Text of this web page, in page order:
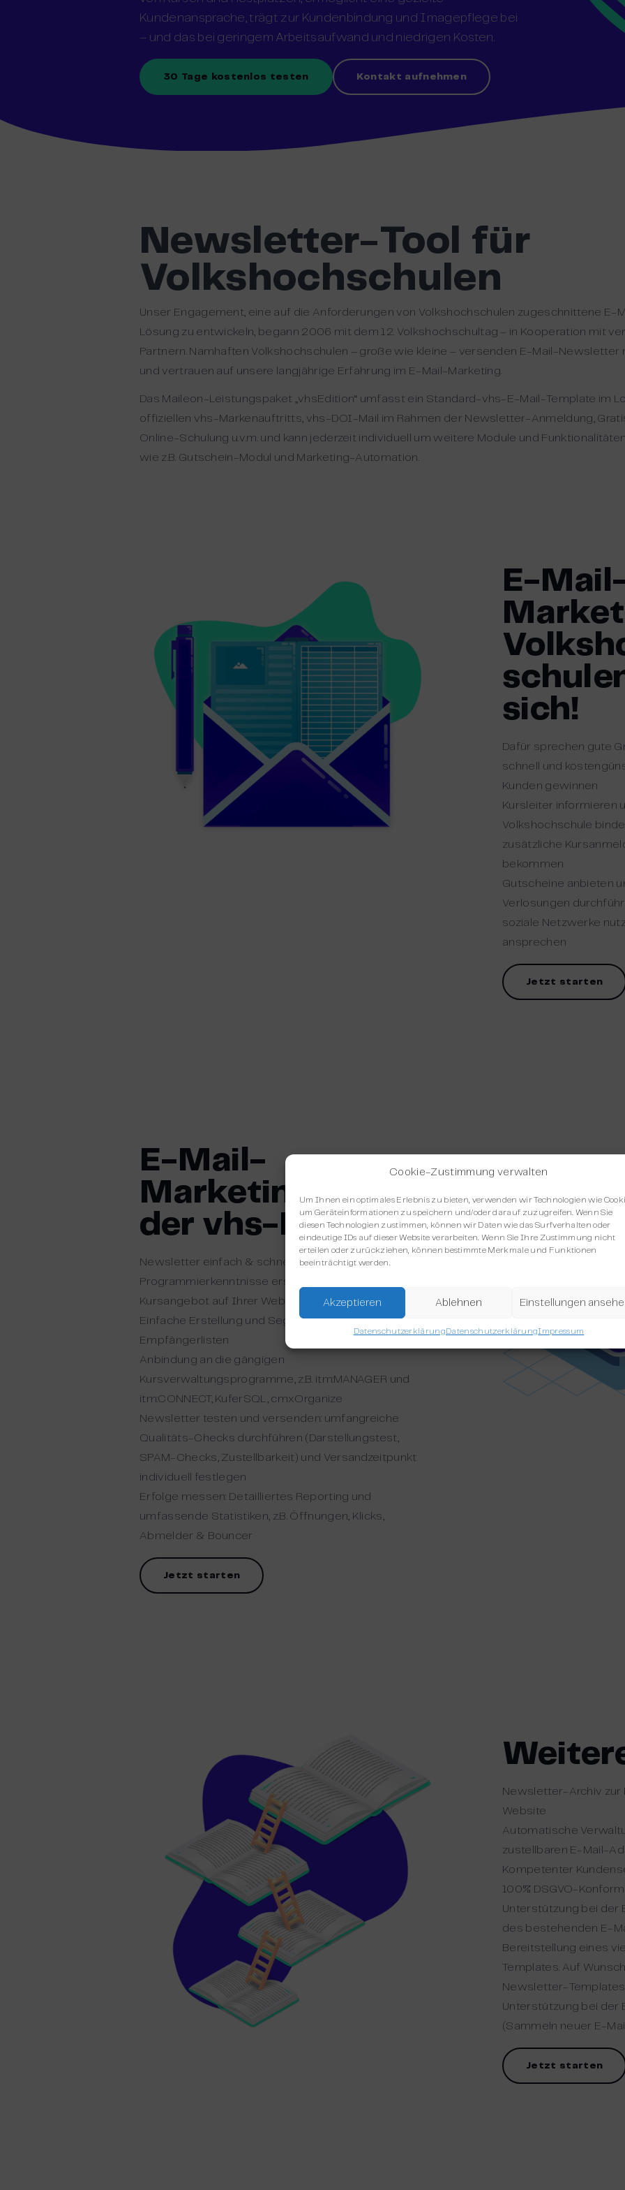
Cookie-Zustimmung verwalten
Um Ihnen ein optimales Erlebnis zu bieten, verwenden wir Technologien wie
um Geräteinformationen zu speichern und/oder darauf zuzugreifen. Wenn Sie
diesen Technologien zustimmen, können wir Daten wie das Surfverhalten oder
eindeutige IDs auf dieser Website verarbeiten. Wenn Sie Ihre Zustimmung nicht
erteilen oder zurückziehen, können bestimmte Merkmale und Funktionen
beeinträchtigt werden.
Akzeptieren Ablehnen Einstellungen
DatenschutzerklärungDatenschutzerklärungImpressum
Kundenansprache, trägt zur Kundenbindung und Imagepflege bei
– und das bei geringem Arbeitsaufwand und niedrigen Kosten.
30 Tage kostenlos testen Kontakt aufnehmen
Newsletter-Tool für
Volkshochschulen
Unser Engagement, eine auf die Anforderungen von Volkshochschulen zugeschnittene E-
Lösung zu entwickeln, begann 2006 mit dem 12. Volkshochschultag – in Kooperation mit
Partnern. Namhaften Volkshochschulen – große wie kleine – versenden E-Mail-Newsletter
und vertrauen auf unsere langjährige Erfahrung im E-Mail-Marketing.
Das Maileon-Leistungspaket „vhsEdition“ umfasst ein Standard-vhs-E-Mail-Template im
offiziellen vhs-Markenauftritts, vhs-DOI-Mail im Rahmen der Newsletter-Anmeldung,
Online-Schulung u.v.m. und kann jederzeit individuell um weitere Module und
wie z.B. Gutschein-Modul und Marketing-Automation.
E-
sich!
Dafür sprechen gute
schnell und
Kunden gewinnen
Kursleiter informieren
Volkshochschule
zusätzliche
bekommen
Gutscheine anbieten
Verlosungen
soziale Netzwerke
ansprechen
Jetzt starten
E-Mail-
Marketing mit
der vhs-Edition
Newsletter einfach & schnell ohne
Programmierkenntnisse erstellen und mit dem
Kursangebot auf Ihrer Webseite verlinken
Einfache Erstellung und Segmentierung von
Empfängerlisten
Anbindung an die gängigen
Kursverwaltungsprogramme, z.B. itm:MANAGER und
itm:CONNECT, KuferSQL, cmxOrganize
Newsletter testen und versenden: umfangreiche
Qualitäts-Checks durchführen (Darstellungstest,
SPAM-Checks, Zustellbarkeit) und Versandzeitpunkt
individuell festlegen
Erfolge messen: Detailliertes Reporting und
umfassende Statistiken, z.B. Öffnungen, Klicks,
Abmelder & Bouncer
Jetzt starten
Newsletter-Archiv zur
Website
Automatische
zustellbaren E-Mail-
Kompetenter
100% DSGVO-
Unterstützung bei der
des bestehenden E-
Bereitstellung eines
Templates. Auf
Newsletter-Templates
Unterstützung bei der
(Sammeln neuer E-
Jetzt starten